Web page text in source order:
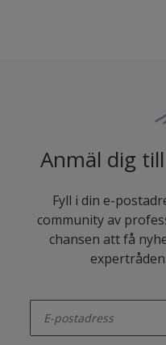
Anmäl dig
Fyll i din e-
community av
chansen att få